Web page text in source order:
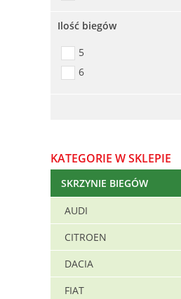
EBF
EBJ
EGR
FEX
FMH
FQE
FRA
FVH
FVT
FXQ
Ilość biegów
5
6
KATEGORIE W SKLEPIE
SKRZYNIE BIEGÓW
AUDI
CITROEN
DACIA
FIAT